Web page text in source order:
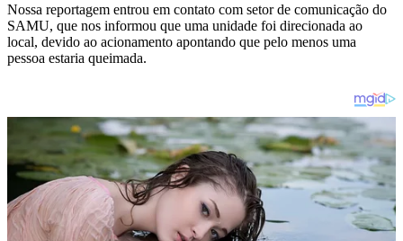
Nossa reportagem entrou em contato com setor de comunicação do
SAMU, que nos informou que uma unidade foi direcionada ao
local, devido ao acionamento apontando que pelo menos uma
pessoa estaria queimada.